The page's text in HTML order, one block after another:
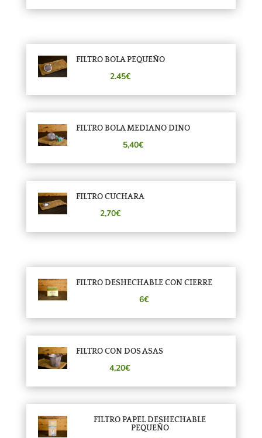
FILTRO BOLA PEQUEÑO
2.45€
FILTRO BOLA MEDIANO DINO
5,40€
FILTRO CUCHARA
2,70€
FILTRO DESHECHABLE CON CIERRE
6€
FILTRO CON DOS ASAS
4,20€
FILTRO PAPEL DESHECHABLE
PEQUEÑO